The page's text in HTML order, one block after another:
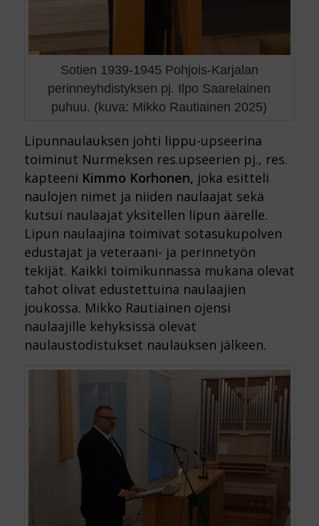
Sotien 1939-1945 Pohjois-Karjalan
perinneyhdistyksen pj. Ilpo Saarelainen
puhuu. (kuva: Mikko Rautiainen 2025)
Lipunnaulauksen johti lippu-upseerina
toiminut Nurmeksen res.upseerien pj., res.
kapteeni Kimmo Korhonen, joka esitteli
naulojen nimet ja niiden naulaajat sekä
kutsui naulaajat yksitellen lipun äärelle.
Lipun naulaajina toimivat sotasukupolven
edustajat ja veteraani- ja perinnetyön
tekijät. Kaikki toimikunnassa mukana olevat
tahot olivat edustettuina naulaajien
joukossa. Mikko Rautiainen ojensi
naulaajille kehyksissä olevat
naulaustodistukset naulauksen jälkeen.